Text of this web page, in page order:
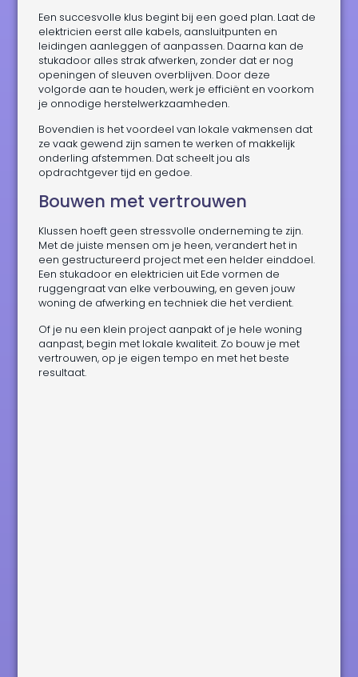
Een succesvolle klus begint bij een goed plan. Laat de
elektricien eerst alle kabels, aansluitpunten en
leidingen aanleggen of aanpassen. Daarna kan de
stukadoor alles strak afwerken, zonder dat er nog
openingen of sleuven overblijven. Door deze
volgorde aan te houden, werk je efficiënt en voorkom
je onnodige herstelwerkzaamheden.
Bovendien is het voordeel van lokale vakmensen dat
ze vaak gewend zijn samen te werken of makkelijk
onderling afstemmen. Dat scheelt jou als
opdrachtgever tijd en gedoe.
Bouwen met vertrouwen
Klussen hoeft geen stressvolle onderneming te zijn.
Met de juiste mensen om je heen, verandert het in
een gestructureerd project met een helder einddoel.
Een stukadoor en elektricien uit Ede vormen de
ruggengraat van elke verbouwing, en geven jouw
woning de afwerking en techniek die het verdient.
Of je nu een klein project aanpakt of je hele woning
aanpast, begin met lokale kwaliteit. Zo bouw je met
vertrouwen, op je eigen tempo en met het beste
resultaat.